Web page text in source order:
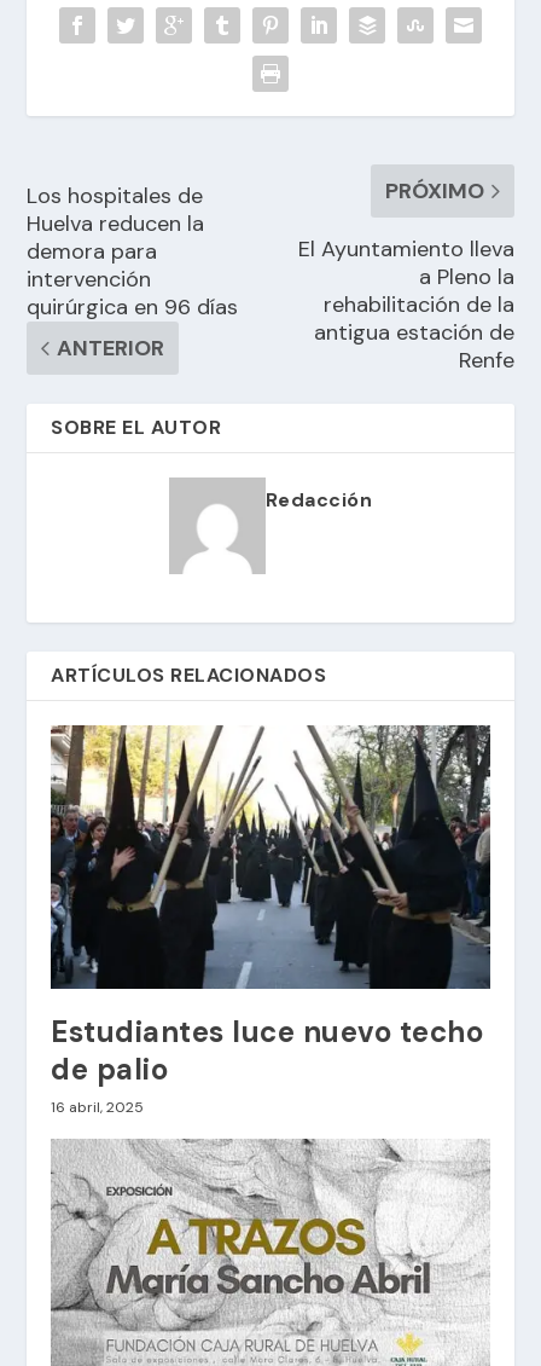
Los hospitales de
Huelva reducen la
demora para
intervención
quirúrgica en 96 días
ANTERIOR
PRÓXIMO
El Ayuntamiento lleva
a Pleno la
rehabilitación de la
antigua estación de
Renfe
SOBRE EL AUTOR
Redacción
ARTÍCULOS RELACIONADOS
Estudiantes luce nuevo techo
de palio
16 abril, 2025